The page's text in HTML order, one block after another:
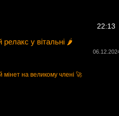
22:13
у вітальні 🌶️